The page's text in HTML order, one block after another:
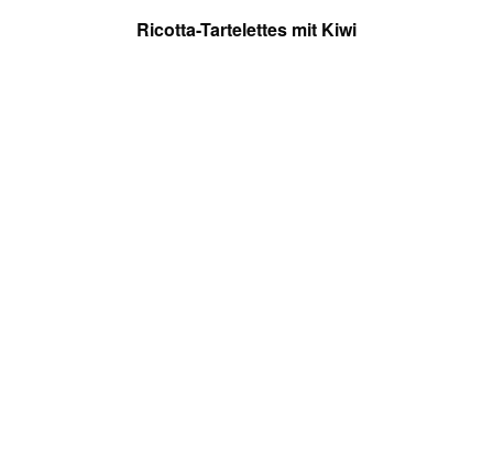
Ricotta-Tartelettes mit Kiwi